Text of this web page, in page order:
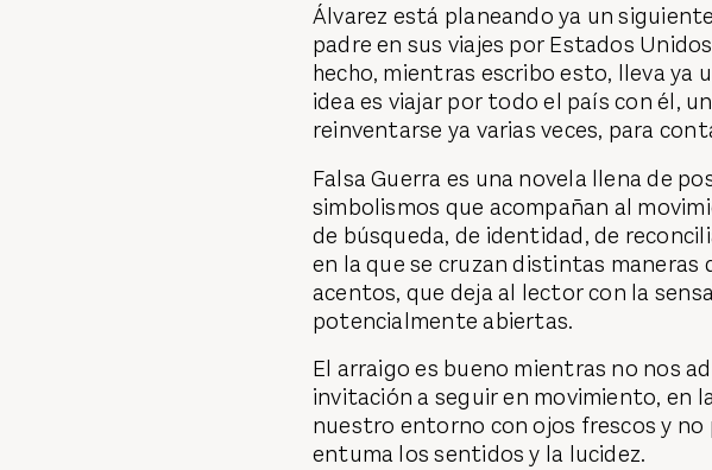
Álvarez está planeando ya un
padre en sus viajes por Estados
hecho, mientras escribo esto, lleva ya
idea es viajar por todo el país con él,
reinventarse ya varias veces, para
Falsa Guerra es una novela llena de
simbolismos que acompañan al
de búsqueda, de identidad, de
en la que se cruzan distintas maneras
acentos, que deja al lector con la
potencialmente abiertas.
El arraigo es bueno mientras no nos
invitación a seguir en movimiento, en
nuestro entorno con ojos frescos y
entuma los sentidos y la lucidez.